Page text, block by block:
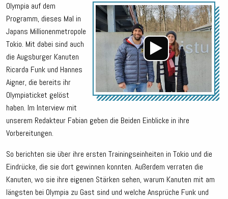
Olympia auf dem
Programm, dieses Mal in
Japans Millionenmetropole
Tokio. Mit dabei sind auch
die Augsburger Kanuten
Ricarda Funk und Hannes
Aigner, die bereits ihr
Olympiaticket gelöst
haben. Im Interview mit
unserem Redakteur Fabian geben die Beiden Einblicke in ihre
Vorbereitungen.
So berichten sie über ihre ersten Trainingseinheiten in Tokio und die
Eindrücke, die sie dort gewinnen konnten. Außerdem verraten die
Kanuten, wo sie ihre eigenen Stärken sehen, warum Kanuten mit am
längsten bei Olympia zu Gast sind und welche Ansprüche Funk und